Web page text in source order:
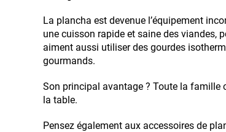
La plancha est devenue l’équipement
une cuisson rapide et saine des viandes,
aiment aussi utiliser des gourdes
gourmands.
Son principal avantage ? Toute la
la table.
Pensez également aux accessoires de